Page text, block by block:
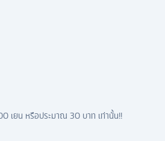
เยน หรือประมาณ 30 บาท เท่านั้น!!